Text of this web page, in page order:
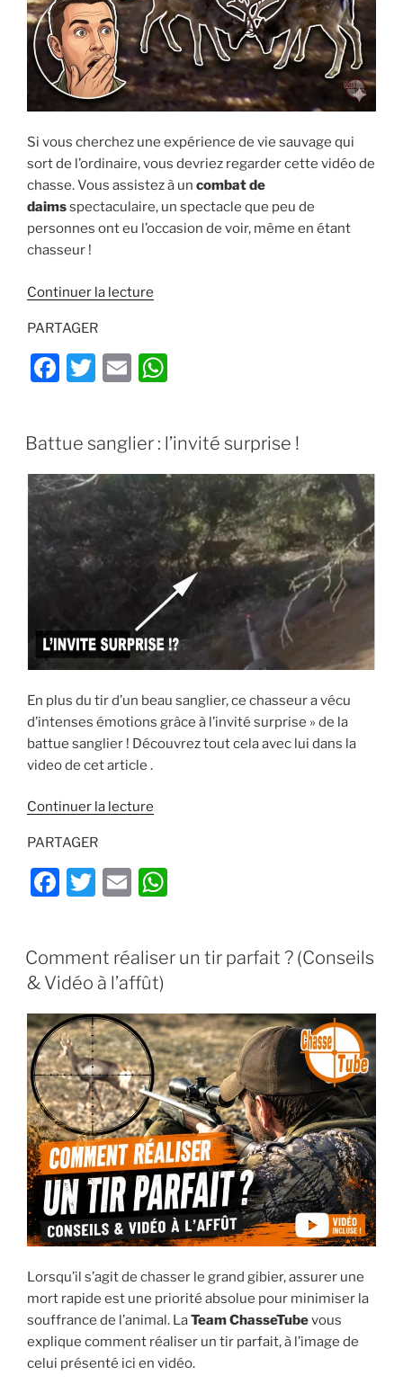
Si vous cherchez une expérience de vie sauvage qui
sort de l’ordinaire, vous devriez regarder cette vidéo de
chasse. Vous assistez à un combat de
daimsspectaculaire, un spectacle que peu de
personnes ont eu l’occasion de voir, même en étant
chasseur !
Continuer la lecture
daims
:
d’un
spectaculaire »
PARTAGER
F
e
b
o
o
k
T
er
E
l
s
A
p
p
PUBLIÉ
LE
Battue sanglier : l’invité surprise !
En plus du tir d’un beau sanglier, ce chasseur a vécu
d’intenses émotions grâce à l’invité surprise » de la
battue sanglier ! Découvrez tout cela avec lui dans la
video de cet article .
Continuer la lecture
:
l’invité
PARTAGER
F
e
b
o
o
k
T
er
E
l
s
p
p
PUBLIÉ
LE
Comment réaliser un tir parfait ? (Conseils
& Vidéo à l’affût)
Lorsqu’il s’agit de chasser le grand gibier, assurer une
mort rapide est une priorité absolue pour minimiser la
souffrance de l’animal. LaTeam ChasseTubevous
explique comment réaliser un tir parfait, à l’image de
celui présenté ici en vidéo.